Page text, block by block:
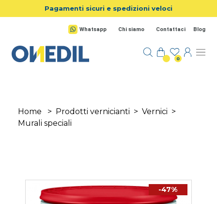
Salta al contenuto principale
Pagamenti sicuri e spedizioni veloci
Whatsapp Chi siamo Contattaci Blog
0
Home > Prodotti vernicianti > Vernici >
Murali speciali
-47%